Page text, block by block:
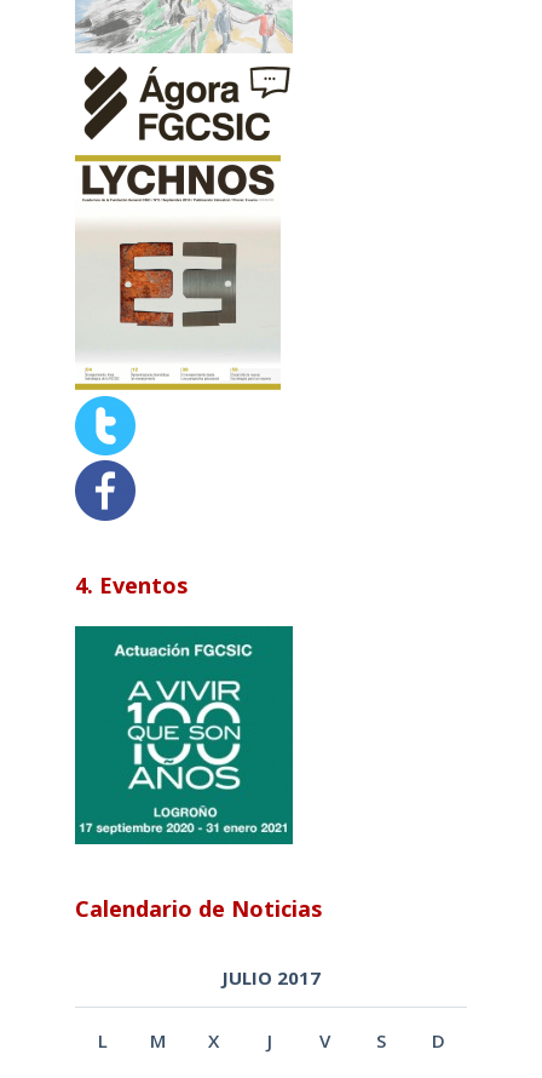
4. Eventos
Calendario de Noticias
JULIO 2017
L M X J V S D